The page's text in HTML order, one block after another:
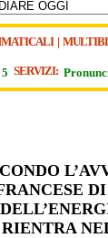
|
5 SERVIZI:
RIENTRA